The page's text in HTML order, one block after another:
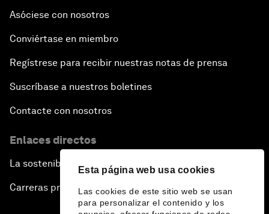
Esta página web usa cookies
Las cookies de este sitio web se usan
para personalizar el contenido y los
Asóciese con nosotros
Conviértase en miembro
Regístrese para recibir nuestras notas de prensa
Suscríbase a nuestros boletines
Contacte con nosotros
Enlaces directos
La sostenibilidad en el Foro
Carreras profesionales